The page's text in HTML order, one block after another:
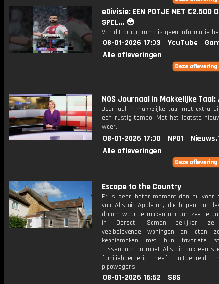
eDivisie: EEN POTJE MET €2.500
SPEL... 😳
Van dit programma is geen informatie
08-01-2026 17:03 YouTube
Alle afleveringen
NOS Journaal in Makkelijke Taal:
Journaal in makkelijke taal met extra
een rustig tempo. Met het laatste
weer.
08-01-2026 17:00 NPO1
Alle afleveringen
Escape to the Country
Er is geen beter moment dan nu voor
van Alistair Appleton, die hopen hun
droom waar te maken om aan zee te
in Dorset. Samen bekijken ze
veelbelovende woningen en laten
kennismaken met hun favoriete
Tussendoor ontmoet Alistair ook een
familieboerderij heeft uitgebreid
pipowagens.
08-01-2026 16:52
SBS